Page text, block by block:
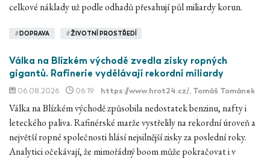
celkové náklady už podle odhadů přesahují půl miliardy korun.
# DOPRAVA #ŽIVOTNÍ PROSTŘEDÍ
Válka na Blízkém východě zvedla zisky ropných
gigantů. Rafinerie vydělávají rekordní miliardy
06.08.2026 06:19 https://www.hrot24.cz/, Tomáš Tománek
Válka na Blízkém východě způsobila nedostatek benzinu, nafty i
leteckého paliva. Rafinérské marže vystřelily na rekordní úroveň a
největší ropné společnosti hlásí nejsilnější zisky za poslední roky.
Analytici očekávají, že mimořádný boom může pokračovat i v